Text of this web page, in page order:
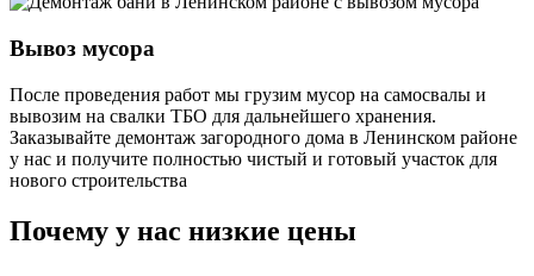
Вывоз мусора
После проведения работ мы грузим мусор на самосвалы и
вывозим на свалки ТБО для дальнейшего хранения.
Заказывайте демонтаж загородного дома в Ленинском районе
у нас и получите полностью чистый и готовый участок для
нового строительства
Почему у нас низкие цены